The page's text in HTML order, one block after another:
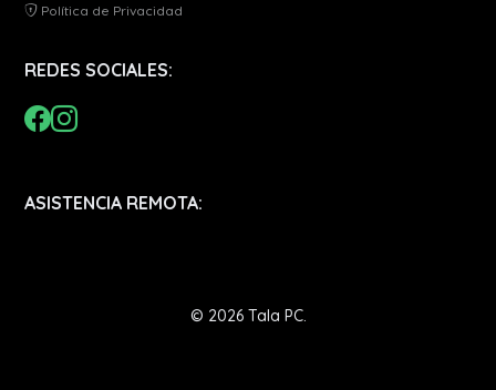
Política de Privacidad
REDES SOCIALES:
ASISTENCIA REMOTA:
© 2026 Tala PC.